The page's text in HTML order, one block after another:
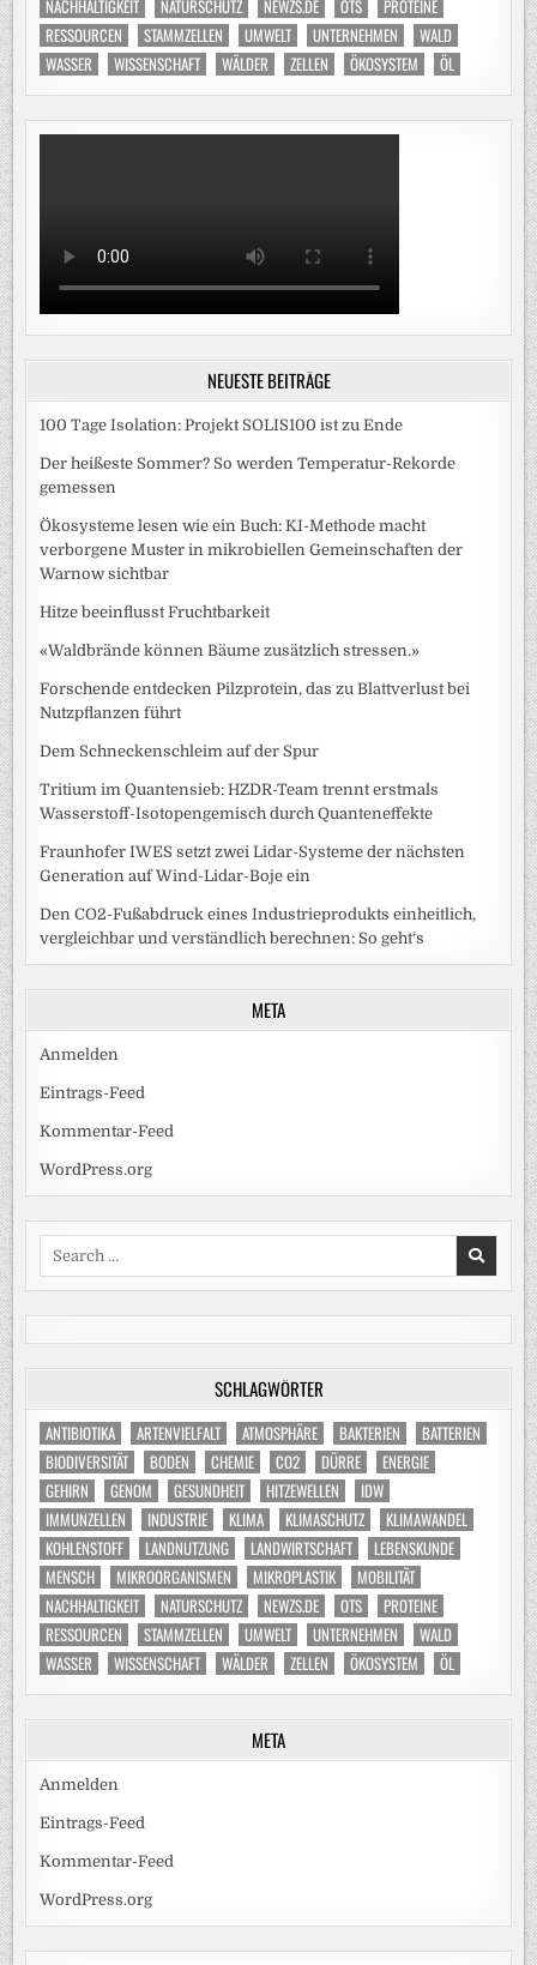
NACHHALTIGKEIT NATURSCHUTZ NEWZS.DE OTS
PROTEINE
RESSOURCEN
STAMMZELLEN UMWELT UNTERNEHMEN
WALD
WASSER
WISSENSCHAFT WÄLDER ZELLEN ÖKOSYSTEM ÖL
NEUESTE BEITRÄGE
100 Tage Isolation: Projekt SOLIS100 ist zu Ende
Der heißeste Sommer? So werden Temperatur-Rekorde
gemessen
Ökosysteme lesen wie ein Buch: KI-Methode macht
verborgene Muster in mikrobiellen Gemeinschaften der
Warnow sichtbar
Hitze beeinflusst Fruchtbarkeit
«Waldbrände können Bäume zusätzlich stressen.»
Forschende entdecken Pilzprotein, das zu Blattverlust bei
Nutzpflanzen führt
Dem Schneckenschleim auf der Spur
Tritium im Quantensieb: HZDR-Team trennt erstmals
Wasserstoff-Isotopengemisch durch Quanteneffekte
Fraunhofer IWES setzt zwei Lidar-Systeme der nächsten
Generation auf Wind-Lidar-Boje ein
Den CO2-Fußabdruck eines Industrieprodukts einheitlich,
vergleichbar und verständlich berechnen: So geht‘s
META
Anmelden
Eintrags-Feed
Kommentar-Feed
WordPress.org
SCHLAGWÖRTER
ANTIBIOTIKA ARTENVIELFALT ATMOSPHÄRE BAKTERIEN
BATTERIEN
BIODIVERSITÄT
BODEN CHEMIE CO2 DÜRRE
ENERGIE
GEHIRN
GENOM GESUNDHEIT HITZEWELLEN
IDW
IMMUNZELLEN
INDUSTRIE KLIMA KLIMASCHUTZ
KLIMAWANDEL
KOHLENSTOFF
LANDNUTZUNG LANDWIRTSCHAFT
LEBENSKUNDE
MENSCH
MIKROORGANISMEN MIKROPLASTIK
MOBILITÄT
NACHHALTIGKEIT
NATURSCHUTZ NEWZS.DE OTS
PROTEINE
RESSOURCEN
STAMMZELLEN UMWELT UNTERNEHMEN
WALD
WASSER
WISSENSCHAFT WÄLDER ZELLEN ÖKOSYSTEM ÖL
META
Anmelden
Eintrags-Feed
Kommentar-Feed
WordPress.org